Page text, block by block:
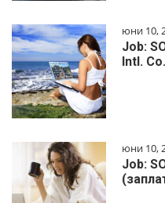
юни 10,
Job:
Intl.
юни 10,
Job: